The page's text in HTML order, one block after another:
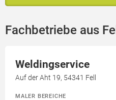
Fachbetriebe aus Fell
Weldingservice
Auf der Aht 19, 54341 Fell
MALER BEREICHE